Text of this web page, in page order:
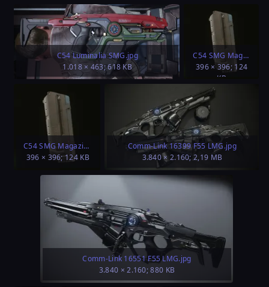
C54 Luminalia SMG.jpg
1.018 × 463; 618 KB
C54 SMG Magazine 40 cap.jpg
396 × 396; 124
KB
C54 SMG Magazine 50 cap.jpg
396 × 396; 124 KB
Comm-Link 16399 F55 LMG.jpg
3.840 × 2.160; 2,19 MB
Comm-Link 16551 F55 LMG.jpg
3.840 × 2.160; 880 KB